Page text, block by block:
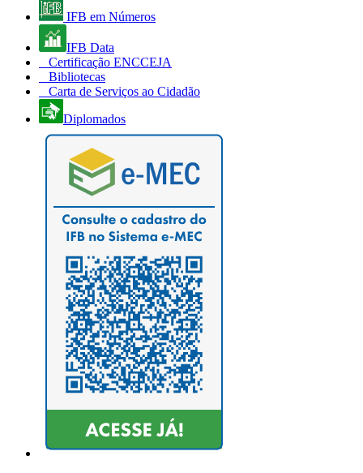
IFB em Números
IFB Data
Certificação ENCCEJA
Bibliotecas
Carta de Serviços ao Cidadão
Diplomados